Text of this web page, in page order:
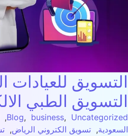
للعيادات
الطبي
Blog,business,
,
,تسويق الكتروني الرياض,